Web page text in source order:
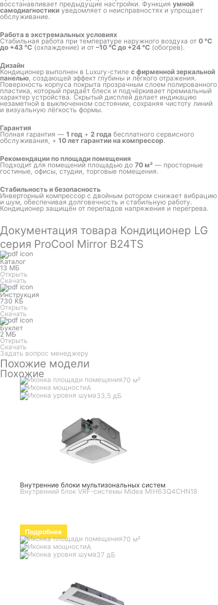
восстанавливает предыдущие настройки. Функция умной
самодиагностики уведомляет о неисправностях и упрощает
обслуживание.
Работа в экстремальных условиях
Стабильная работа при температуре наружного воздуха от 0 °C
до +43 °C (охлаждение) и от –10 °C до +24 °C (обогрев).
Дизайн
Кондиционер выполнен в Luxury-стиле с фирменной зеркальной
панелью, создающей эффект глубины и лёгкого отражения.
Поверхность корпуса покрыта прозрачным слоем полированного
пластика, который придаёт блеск и подчёркивает премиальный
характер устройства. Скрытый дисплей делает индикацию
незаметной в выключенном состоянии, сохраняя чистоту линий
и визуальную лёгкость формы.
Гарантия
Полная гарантия — 1 год + 2 года бесплатного сервисного
обслуживания, + 10 лет гарантии на компрессор.
Рекомендации по площади помещения
Подходит для помещений площадью до 70 м² — просторные
гостиные, офисы, студии, торговые помещения.
Стабильность и безопасность
Инверторный компрессор с двойным ротором снижает вибрацию
и шум, обеспечивая долговечность и стабильную работу.
Кондиционер защищён от перепадов напряжения и перегрева.
Документация товара Кондиционер LG
серия ProCool Mirror B24TS
Каталог
13 МБ
Открыть
Скачать
Инструкция
730 КБ
Открыть
Скачать
Буклет
2 МБ
Открыть
Скачать
Задать вопрос менеджеру
Похожие модели
Похожие
70 м²
A
33,5 дБ
Внутренние блоки мультизональных систем
Внутренний блок VRF-системы Midea MIH63Q4CHN18
Подробнее
70 м²
A
37 дБ